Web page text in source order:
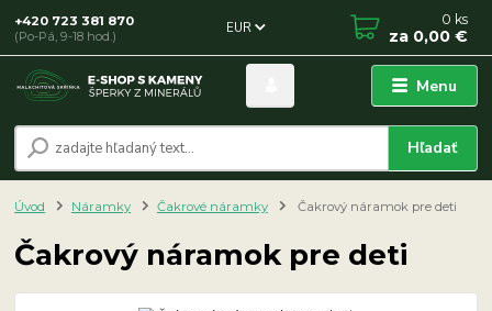
Menu
EUR
Hľadať
+420 723 381 870
(Po-Pá, 9-18 hod.)
0 ks
za 0,00 €
Úvod Náramky Čakrové náramky Čakrový náramok pre deti
Čakrový náramok pre deti